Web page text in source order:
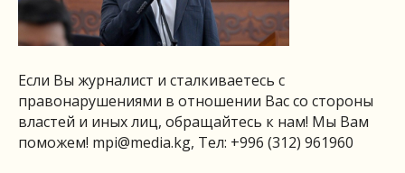
Если Вы журналист и сталкиваетесь с
правонарушениями в отношении Вас со стороны
властей и иных лиц, обращайтесь к нам! Мы Вам
поможем! mpi@media.kg, Тел: +996 (312) 961960